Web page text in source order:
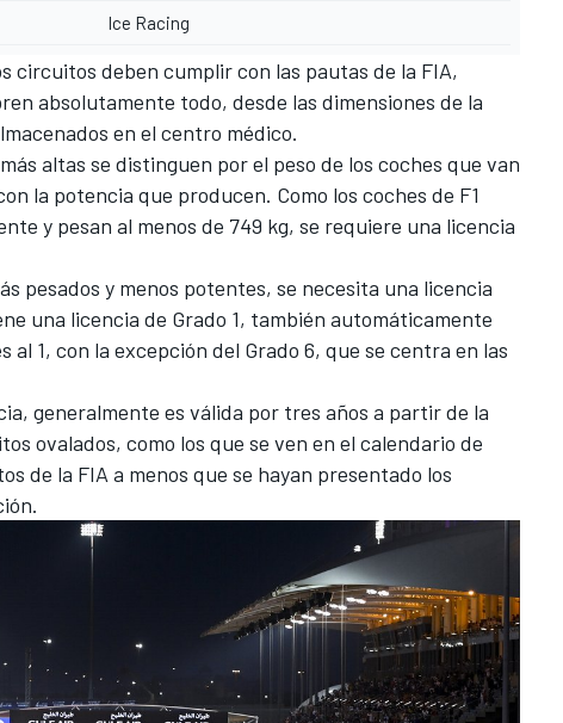
Ice Racing
circuitos deben cumplir con las pautas de la FIA,
absolutamente todo, desde las dimensiones de la
en el centro médico.
altas se distinguen por el peso de los coches que van
la potencia que producen. Como los coches de F1
y pesan al menos de 749 kg, se requiere una licencia
pesados y menos potentes, se necesita una licencia
una licencia de Grado 1, también automáticamente
1, con la excepción del Grado 6, que se centra en las
generalmente es válida por tres años a partir de la
ovalados, como los que se ven en el calendario de
de la FIA a menos que se hayan presentado los
.